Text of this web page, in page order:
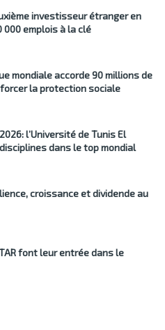
investisseur étranger en
000 emplois à la clé
mondiale accorde 90 millions de
la protection sociale
l’Université de Tunis El
dans le top mondial
croissance et dividende au
font leur entrée dans le